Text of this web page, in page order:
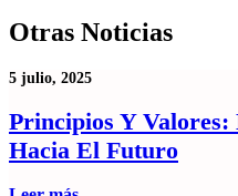
Otras Noticias
5 julio, 2025
Principios Y
Hacia El Futuro